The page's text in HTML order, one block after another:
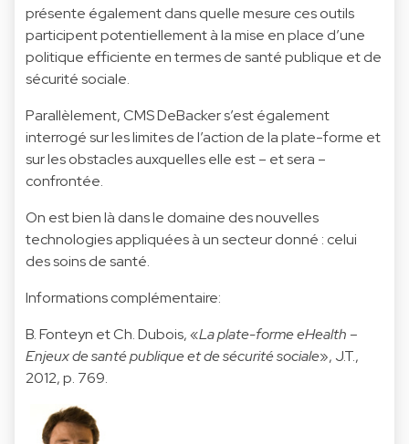
présente également dans quelle mesure ces outils
participent potentiellement à la mise en place d’une
politique efficiente en termes de santé publique et de
sécurité sociale.
Parallèlement, CMS DeBacker s’est également
interrogé sur les limites de l’action de la plate-forme et
sur les obstacles auxquelles elle est – et sera –
confrontée.
On est bien là dans le domaine des nouvelles
technologies appliquées à un secteur donné : celui
des soins de santé.
Informations complémentaire:
B. Fonteyn et Ch. Dubois, «La plate-forme eHealth –
Enjeux de santé publique et de sécurité sociale», J.T.,
2012, p. 769.